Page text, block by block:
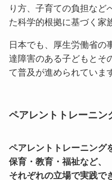
り方、子育ての負担など
た科学的根拠に基づく家
日本でも、厚生労働省の
達障害のある子どもとそ
て普及が進められていま
ペアレントトレーニン
ペアレントトレーニング
保育・教育・福祉など、
それぞれの立場で実践で